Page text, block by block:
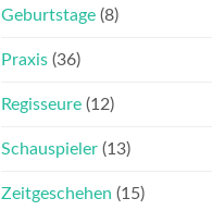
Geburtstage (8)
Praxis (36)
Regisseure (12)
Schauspieler (13)
Zeitgeschehen (15)